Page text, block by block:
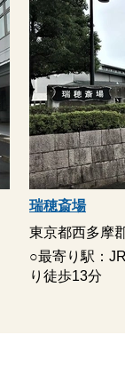
瑞穂斎場
東京都西多摩
○最寄り駅：
り徒歩13分